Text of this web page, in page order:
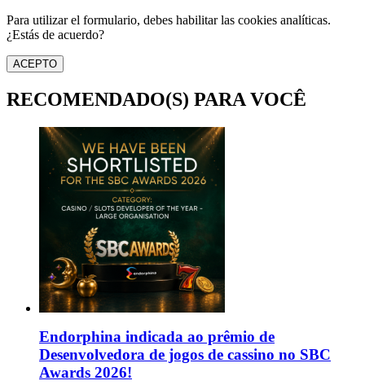
Para utilizar el formulario, debes habilitar las cookies analíticas.
¿Estás de acuerdo?
ACEPTO
RECOMENDADO(S) PARA VOCÊ
Endorphina indicada ao prêmio de
Desenvolvedora de jogos de cassino no SBC
Awards 2026!